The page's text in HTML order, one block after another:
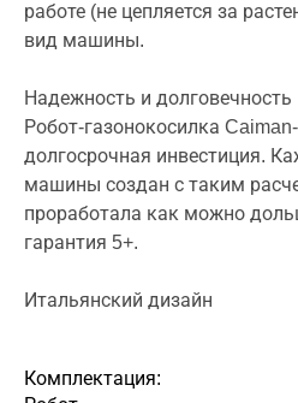
работе (не цепляется за
вид машины.
Надежность и долговечность
Робот-газонокосилка
долгосрочная инвестиция.
машины создан с таким
проработала как можно
гарантия 5+.
Итальянский дизайн
Комплектация: